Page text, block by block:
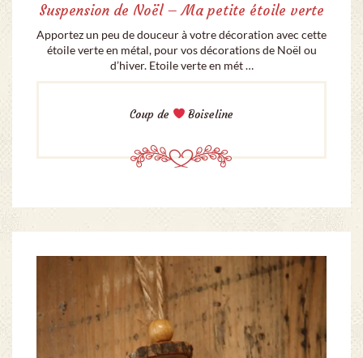
Suspension de Noël – Ma petite étoile verte
Apportez un peu de douceur à votre décoration avec cette
étoile verte en métal, pour vos décorations de Noël ou
d’hiver. Etoile verte en mét …
Coup de Boiseline